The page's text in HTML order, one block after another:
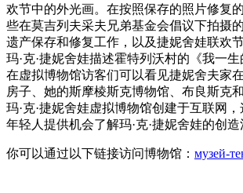
欢节中的外光画。在按照保存的照片修复
些在莫吉列夫采夫兄弟基金会倡议下拍摄
遗产保存和修复工作，以及捷妮舍娃联欢
玛·克·捷妮舍娃描述霍特列沃村的《我一生
在虚拟博物馆访客们可以看见捷妮舍夫家
房子、她的斯摩棱斯克博物馆、布良斯克
玛·克·捷妮舍娃虚拟博物馆创建于互联网
年轻人提供机会了解玛·克·捷妮舍娃的创造
你可以通过以下链接访问博物馆： музей-